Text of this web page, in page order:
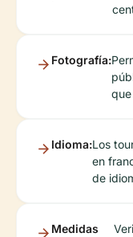
Fotografía:
Idioma:Los
en
de
Medidas